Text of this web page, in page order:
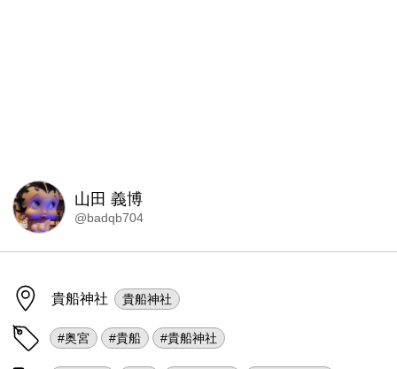
山田 義博
@badqb704
貴船神社 貴船神社
#奥宮 #貴船 #貴船神社